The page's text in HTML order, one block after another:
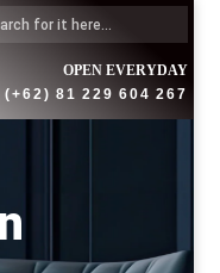
OPEN EVERYDAY
(+62) 81 229 604 267